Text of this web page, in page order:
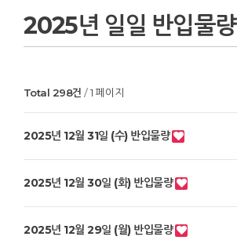
2025년 일일 반입물량
Total 298건 1 페이지
2025년 12월 31일 (수) 반입물량
2025년 12월 30일 (화) 반입물량
2025년 12월 29일 (월) 반입물량